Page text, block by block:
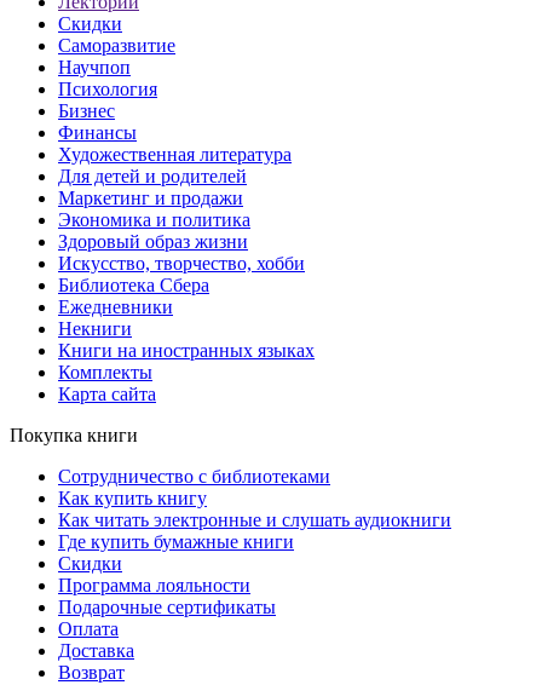
Скидки
Саморазвитие
Научпоп
Психология
Бизнес
Финансы
Художественная литература
Для детей и родителей
Маркетинг и продажи
Экономика и политика
Здоровый образ жизни
Искусство, творчество, хобби
Библиотека Сбера
Ежедневники
Некниги
Книги на иностранных языках
Комплекты
Карта сайта
Покупка книги
Сотрудничество с библиотеками
Как купить книгу
Как читать электронные и слушать аудиокниги
Где купить бумажные книги
Скидки
Программа лояльности
Подарочные сертификаты
Оплата
Доставка
Возврат